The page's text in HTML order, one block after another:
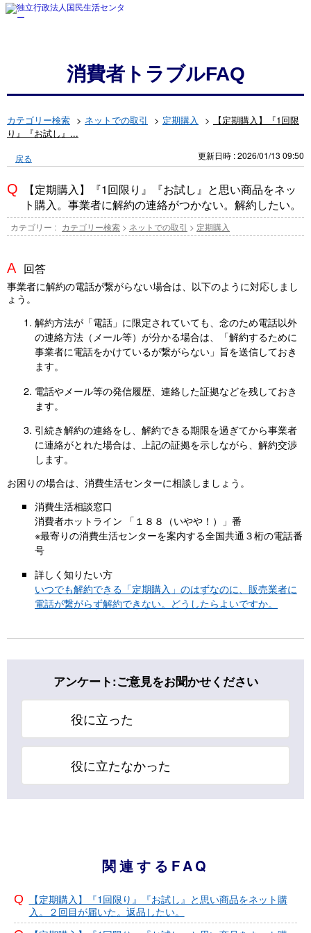
消費者トラブルFAQ
カテゴリー検索 > ネットでの取引 > 定期購入 >
【定期購入】『1回限
り』『お試し』...
戻る 更新日時 : 2026/01/13 09:50
【定期購入】『1回限り』『お試し』と思い商品をネッ
ト購入。事業者に解約の連絡がつかない。解約したい。
カテゴリー : カテゴリー検索 > ネットでの取引 > 定期購入
回答
事業者に解約の電話が繋がらない場合は、以下のように対応しまし
ょう。
解約方法が「電話」に限定されていても、念のため電話以外
の連絡方法（メール等）が分かる場合は、「解約するために
事業者に電話をかけているが繋がらない」旨を送信しておき
ます。
電話やメール等の発信履歴、連絡した証拠などを残しておき
ます。
引続き解約の連絡をし、解約できる期限を過ぎてから事業者
に連絡がとれた場合は、上記の証拠を示しながら、解約交渉
します。
お困りの場合は、消費生活センターに相談しましょう。
消費生活相談窓口
消費者ホットライン 「１８８（いやや！）」番
※最寄りの消費生活センターを案内する全国共通３桁の電話番
号
詳しく知りたい方
いつでも解約できる「定期購入」のはずなのに、販売業者に
電話が繋がらず解約できない。どうしたらよいですか。
アンケート:ご意見をお聞かせください
役に立った
役に立たなかった
関連するFAQ
【定期購入】『1回限り』『お試し』と思い商品をネット購
入。２回目が届いた。返品したい。